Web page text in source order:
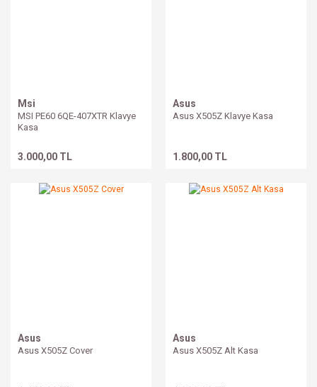
Msi
MSI PE60 6QE-407XTR Klavye
Kasa
3.000,00 TL
Asus
Asus X505Z Klavye Kasa
1.800,00 TL
Asus
Asus X505Z Cover
Asus
Asus X505Z Alt Kasa